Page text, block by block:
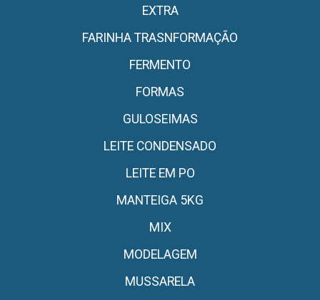
EXTRA
FARINHA TRASNFORMAÇÃO
FERMENTO
FORMAS
GULOSEIMAS
LEITE CONDENSADO
LEITE EM PO
MANTEIGA 5KG
MIX
MODELAGEM
MUSSARELA